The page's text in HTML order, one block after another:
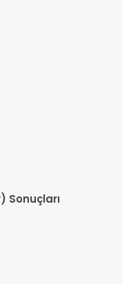
Sonuçları